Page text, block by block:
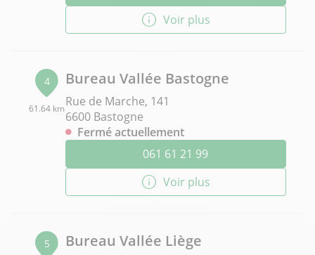
Voir plus
4
61.64 km
Bureau Vallée Bastogne
Rue de Marche, 141
6600 Bastogne
Fermé actuellement
061 61 21 99
Voir plus
5 Bureau Vallée Liège